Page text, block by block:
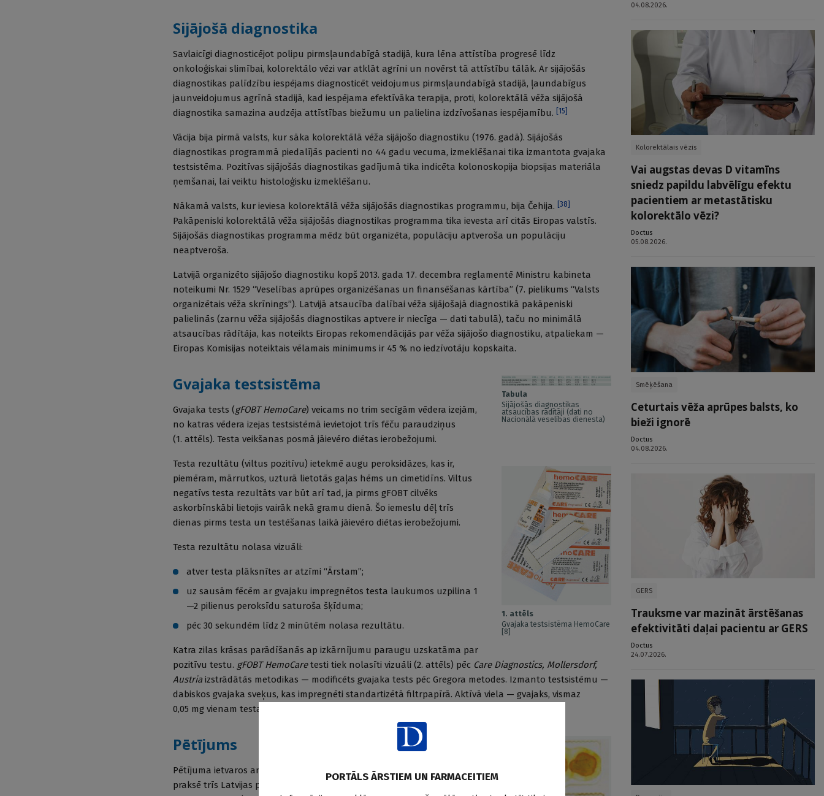
Sijājošā diagnostika
Savlaicīgi diagnosticējot polipu pirmsļaundabīgā stadijā, kura lēna attīstība progresē līdz
onkoloģiskai slimībai, kolorektālo vēzi var atklāt agrīni un novērst tā attīstību tālāk. Ar sijājošās
diagnostikas palīdzību iespējams diagnosticēt veidojumus pirmsļaundabīgā stadijā, ļaundabīgus
jaunveidojumus agrīnā stadijā, kad iespējama efektīvāka terapija, proti, kolorektālā vēža sijājošā
diagnostika samazina audzēja attīstības biežumu un palielina izdzīvošanas iespējamību. [15]
Vācija bija pirmā valsts, kur sāka kolorektālā vēža sijājošo diagnostiku (1976. gadā). Sijājošās
diagnostikas programmā piedalījās pacienti no 44 gadu vecuma, izmeklēšanai tika izmantota gvajaka
testsistēma. Pozitīvas sijājošās diagnostikas gadījumā tika indicēta kolonoskopija biopsijas materiāla
ņemšanai, lai veiktu histoloģisku izmeklēšanu.
Nākamā valsts, kur ieviesa kolorektālā vēža sijājošās diagnostikas programmu, bija Čehija. [38]
Pakāpeniski kolorektālā vēža sijājošās diagnostikas programma tika ievesta arī citās Eiropas valstīs.
Sijājošās diagnostikas programma mēdz būt organizēta, populāciju aptveroša un populāciju
neaptveroša.
Latvijā organizēto sijājošo diagnostiku kopš 2013. gada 17. decembra reglamentē Ministru kabineta
noteikumi Nr. 1529 “Veselības aprūpes organizēšanas un finansēšanas kārtība” (7. pielikums “Valsts
organizētais vēža skrīnings”). Latvijā atsaucība dalībai vēža sijājošajā diagnostikā pakāpeniski
palielinās (zarnu vēža sijājošās diagnostikas aptvere ir niecīga — dati tabulā), taču no minimālā
atsaucības rādītāja, kas noteikts Eiropas rekomendācijās par vēža sijājošo diagnostiku, atpaliekam —
Eiropas Komisijas noteiktais vēlamais minimums ir 45 % no iedzīvotāju kopskaita.
Tabula
Sijājošās diagnostikas
atsaucības rādītāji (dati no
Nacionālā veselības dienesta)
Gvajaka testsistēma
Gvajaka tests (gFOBT HemoCare) veicams no trim secīgām vēdera izejām,
no katras vēdera izejas testsistēmā ievietojot trīs fēču paraudziņus
(1. attēls). Testa veikšanas posmā jāievēro diētas ierobežojumi.
1. attēls
Gvajaka testsistēma HemoCare
[8]
Testa rezultātu (viltus pozitīvu) ietekmē augu peroksidāzes, kas ir,
piemēram, mārrutkos, uzturā lietotās gaļas hēms un cimetidīns. Viltus
negatīvs testa rezultāts var būt arī tad, ja pirms gFOBT cilvēks
askorbīnskābi lietojis vairāk nekā gramu dienā. Šo iemeslu dēļ trīs
dienas pirms testa un testēšanas laikā jāievēro diētas ierobežojumi.
Testa rezultātu nolasa vizuāli:
atver testa plāksnītes ar atzīmi “Ārstam”;
uz sausām fēcēm ar gvajaku impregnētos testa laukumos uzpilina 1
—2 pilienus peroksīdu saturoša šķīduma;
pēc 30 sekundēm līdz 2 minūtēm nolasa rezultātu.
Katra zilas krāsas parādīšanās ap izkārnījumu paraugu uzskatāma par
pozitīvu testu. gFOBT HemoCaretesti tiek nolasīti vizuāli (2. attēls) pēc Care Diagnostics, Mollersdorf,
Austria izstrādātās metodikas — modificēts gvajaka tests pēc Gregora metodes. Izmanto testsistēmu —
dabiskos gvajaka sveķus, kas impregnēti standartizētā filtrpapīrā. Aktīvā viela — gvajaks, vismaz
0,05 mg vienam testam. Reaģents — ūdeņraža peroksidāze spirtā 0,69 uz 20 ml.
Pētījums
Pētījuma ietvaros analizēts gvajaka testa lietojums ģimenes ārstu
praksē trīs Latvijas pilsētās 2015., 2016. gadā (kopā aizpildīta
04.08.2026.
Kolorektālais vēzis
Vai augstas devas D vitamīns
sniedz papildu labvēlīgu efektu
pacientiem ar metastātisku
kolorektālo vēzi?
Doctus
05.08.2026.
Smēķēšana
Ceturtais vēža aprūpes balsts, ko
bieži ignorē
Doctus
04.08.2026.
GERS
Trauksme var mazināt ārstēšanas
efektivitāti daļai pacientu ar GERS
Doctus
24.07.2026.
PORTĀLS ĀRSTIEM UN FARMACEITIEM